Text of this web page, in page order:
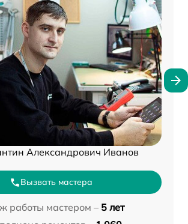
Александрович Иванов
Вызвать мастера
работы мастером – 5 лет